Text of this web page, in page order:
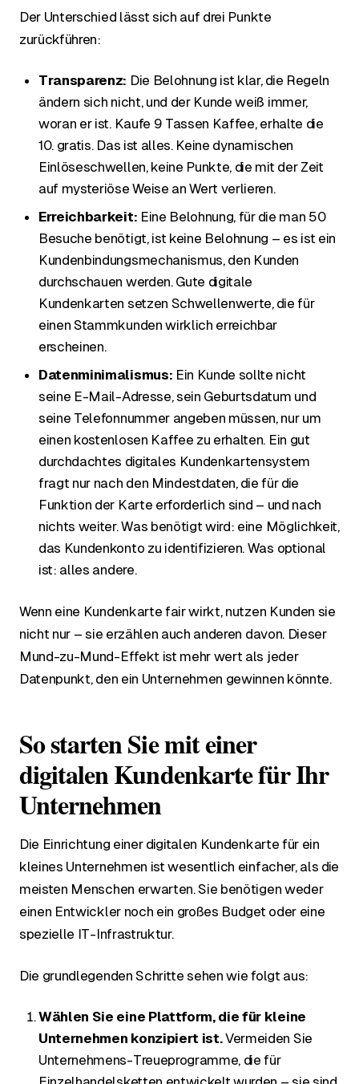
Der Unterschied lässt sich auf drei Punkte
zurückführen:
Transparenz: Die Belohnung ist klar, die Regeln
ändern sich nicht, und der Kunde weiß immer,
woran er ist. Kaufe 9 Tassen Kaffee, erhalte die
10. gratis. Das ist alles. Keine dynamischen
Einlöseschwellen, keine Punkte, die mit der Zeit
auf mysteriöse Weise an Wert verlieren.
Erreichbarkeit: Eine Belohnung, für die man 50
Besuche benötigt, ist keine Belohnung – es ist ein
Kundenbindungsmechanismus, den Kunden
durchschauen werden. Gute digitale
Kundenkarten setzen Schwellenwerte, die für
einen Stammkunden wirklich erreichbar
erscheinen.
Datenminimalismus: Ein Kunde sollte nicht
seine E-Mail-Adresse, sein Geburtsdatum und
seine Telefonnummer angeben müssen, nur um
einen kostenlosen Kaffee zu erhalten. Ein gut
durchdachtes digitales Kundenkartensystem
fragt nur nach den Mindestdaten, die für die
Funktion der Karte erforderlich sind – und nach
nichts weiter. Was benötigt wird: eine Möglichkeit,
das Kundenkonto zu identifizieren. Was optional
ist: alles andere.
Wenn eine Kundenkarte fair wirkt, nutzen Kunden sie
nicht nur – sie erzählen auch anderen davon. Dieser
Mund-zu-Mund-Effekt ist mehr wert als jeder
Datenpunkt, den ein Unternehmen gewinnen könnte.
So starten Sie mit einer
digitalen Kundenkarte für Ihr
Unternehmen
Die Einrichtung einer digitalen Kundenkarte für ein
kleines Unternehmen ist wesentlich einfacher, als die
meisten Menschen erwarten. Sie benötigen weder
einen Entwickler noch ein großes Budget oder eine
spezielle IT-Infrastruktur.
Die grundlegenden Schritte sehen wie folgt aus:
Wählen Sie eine Plattform, die für kleine
Unternehmen konzipiert ist.Vermeiden Sie
Unternehmens-Treueprogramme, die für